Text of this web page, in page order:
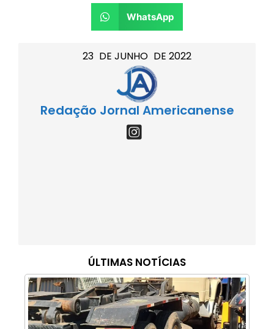
23 DE JUNHO DE 2022
Redação Jornal Americanense
ÚLTIMAS NOTÍCIAS
WhatsApp